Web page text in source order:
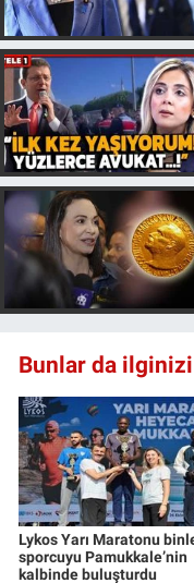
Bunlar da
Lykos Yarı Maratonu
sporcuyu Pamukkale’nin
kalbinde buluşturdu